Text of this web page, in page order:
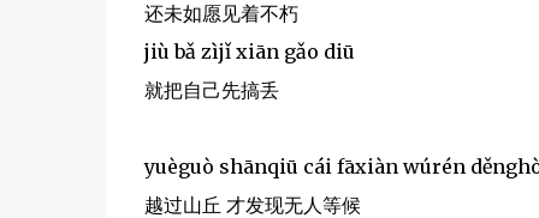
还未如愿见着不朽
jiù bǎ zìjǐ xiān gǎo diū
就把自己先搞丢
yuèguò shānqiū cái fāxiàn wúrén
越过山丘 才发现无人等候